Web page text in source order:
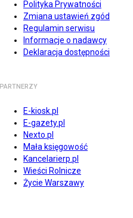
Polityka Prywatności
Zmiana ustawień zgód
Regulamin serwisu
Informacje o nadawcy
Deklaracja dostępności
PARTNERZY
E-kiosk.pl
E-gazety.pl
Nexto.pl
Mała księgowość
Kancelarierp.pl
Wieści Rolnicze
Życie Warszawy